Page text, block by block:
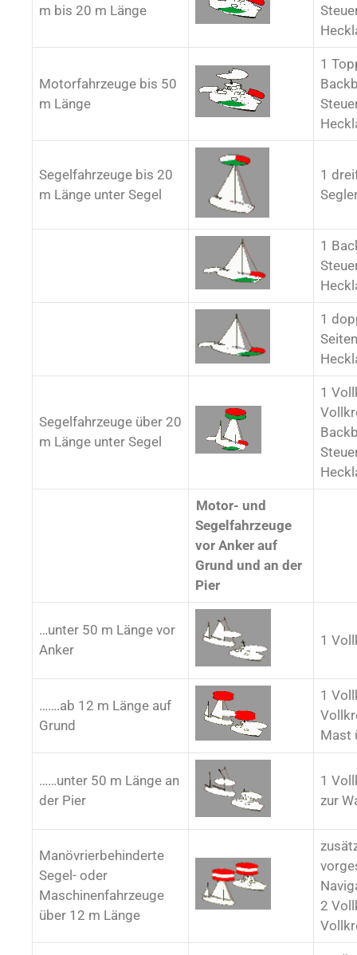
m bis 20 m Länge
Motorfahrzeuge bis 50
m Länge
1
Segelfahrzeuge bis 20
m Länge unter Segel
1
1
1
Segelfahrzeuge über 20
m Länge unter Segel
1
Motor- und
Segelfahrzeuge
vor Anker auf
Grund und an der
Pier
…unter 50 m Länge vor
Anker
1
…….ab 12 m Länge auf
Grund
1
Mast
……unter 50 m Länge an
der Pier
1
zur
Manövrierbehinderte
Segel- oder
Maschinenfahrzeuge
über 12 m Länge
2